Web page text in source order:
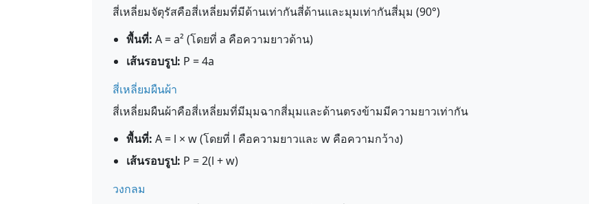
สี่เหลี่ยมจัตุรัสคือสี่เหลี่ยมที่มีด้านเท่ากันสี่ด้านและมุมเท่ากันสี่มุม (90°)
พื้นที่: A = a² (โดยที่ a คือความยาวด้าน)
เส้นรอบรูป: P = 4a
สี่เหลี่ยมผืนผ้า
สี่เหลี่ยมผืนผ้าคือสี่เหลี่ยมที่มีมุมฉากสี่มุมและด้านตรงข้ามมีความยาวเท่ากัน
พื้นที่: A = l × w (โดยที่ l คือความยาวและ w คือความกว้าง)
เส้นรอบรูป: P = 2(l + w)
วงกลม